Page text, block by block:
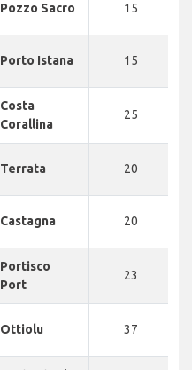
Pozzo Sacro 15
Porto Istana 15
Costa
Corallina
25
Terrata 20
Castagna 20
Portisco
Port
23
Ottiolu 37